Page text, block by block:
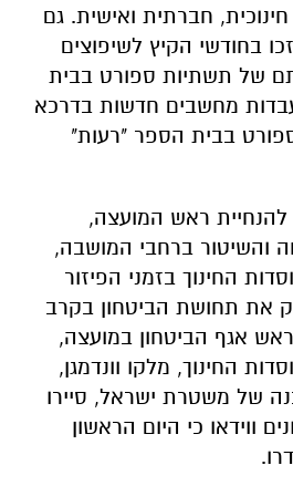
חינוכית, חברתית ואישית. גם
בחודשי הקיץ לשיפוצים
של תשתיות ספורט בבית
מחשבים חדשות בדרכא
בבית הספר "רעות"
ראש המועצה,
והשיטור ברחבי המושבה,
החינוך בזמני הפיזור
את תחושת הביטחון בקרב
אגף הביטחון במועצה,
החינוך, מלקו וונדמגן,
של משטרת ישראל, סיירו
ווידאו כי היום הראשון